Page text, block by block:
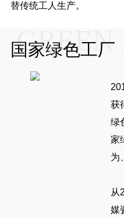
替传统工人生产。
国家绿色工厂
GREEN
获
绿
家
为
从
媒